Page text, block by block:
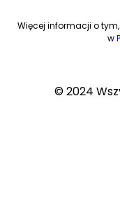
Więcej informacji o
w
© 2024